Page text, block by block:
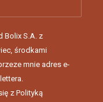
Bolix S.A. z
środkami
mnie adres e-
z Polityką